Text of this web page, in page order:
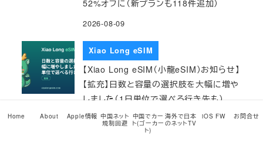
52%オフに（新プランも118件追加）
2026-08-09
Xiao Long eSIM
【Xiao Long eSIM（小龍eSIM）お知らせ】
【拡充】日数と容量の選択肢を大幅に増や
しました（1日単位で選べる行き先も）
2026-08-08
Home About Apple情報 中国ネット
規制回避
中国でカー
ト(ゴーカー
ト)
海外で日本
のネットTV
iOS FW お問合せ